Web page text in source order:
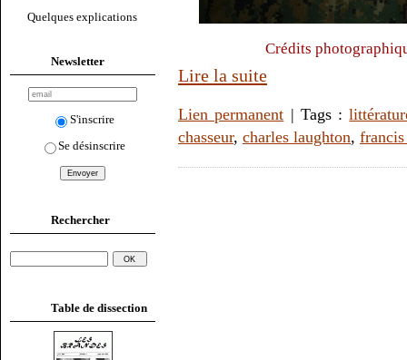
Quelques explications
Newsletter
S'inscrire
Se désinscrire
Rechercher
Table de dissection
Crédits
Lire la suite
Lien permanent | Tags :
chasseur, charles laughton,